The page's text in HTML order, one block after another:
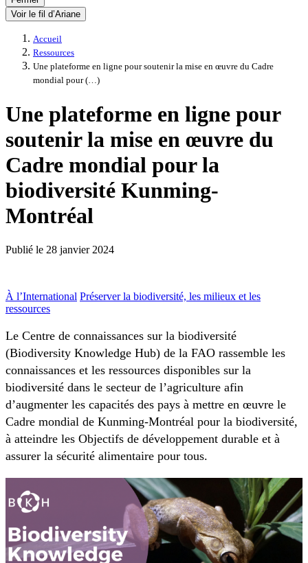
Voir le fil d’Ariane
Accueil
Ressources
Une plateforme en ligne pour soutenir la mise en œuvre du Cadre
mondial pour (…)
Une plateforme en ligne pour
soutenir la mise en œuvre du
Cadre mondial pour la
biodiversité Kunming-
Montréal
Publié le 28 janvier 2024
À l’International Préserver la biodiversité, les milieux et les
ressources
Le Centre de connaissances sur la biodiversité
(Biodiversity Knowledge Hub) de la FAO rassemble les
connaissances et les ressources disponibles sur la
biodiversité dans le secteur de l’agriculture afin
d’augmenter les capacités des pays à mettre en œuvre le
Cadre mondial de Kunming-Montréal pour la biodiversité,
à atteindre les Objectifs de développement durable et à
assurer la sécurité alimentaire pour tous.